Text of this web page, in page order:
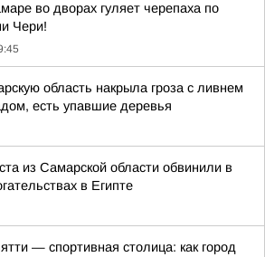
во дворах гуляет черепаха по
Чери!
область накрыла гроза с ливнем
есть упавшие деревья
из Самарской области обвинили в
в Египте
— спортивная столица: как город